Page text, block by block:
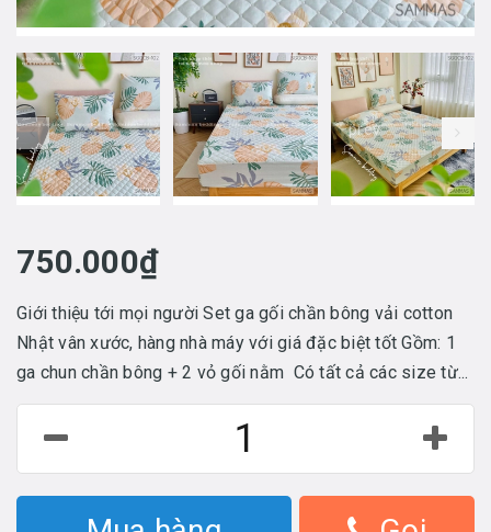
prev
750.000₫
Giới thiệu tới mọi người Set ga gối chần bông vải cotton
Nhật vân xước, hàng nhà máy với giá đặc biệt tốt Gồm: 1
ga chun chần bông + 2 vỏ gối nằm Có tất cả các size từ...